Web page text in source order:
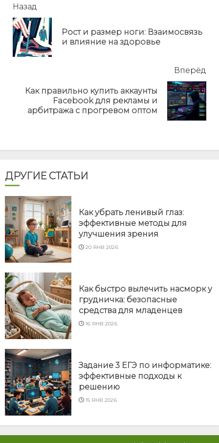
читать
еще
Назад
Рост и размер ноги: Взаимосвязь
и влияние на здоровье
Вперёд
post:
Как правильно купить аккаунты
Facebook для рекламы и
арбитража с прогревом оптом
ДРУГИЕ СТАТЬИ
Как убрать ленивый глаз:
эффективные методы для
улучшения зрения
20 ЯНВ 2026
Как быстро вылечить насморк у
грудничка: безопасные
средства для младенцев
16 ЯНВ 2026
Задание 3 ЕГЭ по информатике:
эффективные подходы к
решению
15 ЯНВ 2026